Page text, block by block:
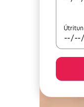
Útritun